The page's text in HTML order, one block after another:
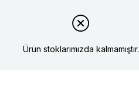
Ürün stoklarımızda kalmamıştır.